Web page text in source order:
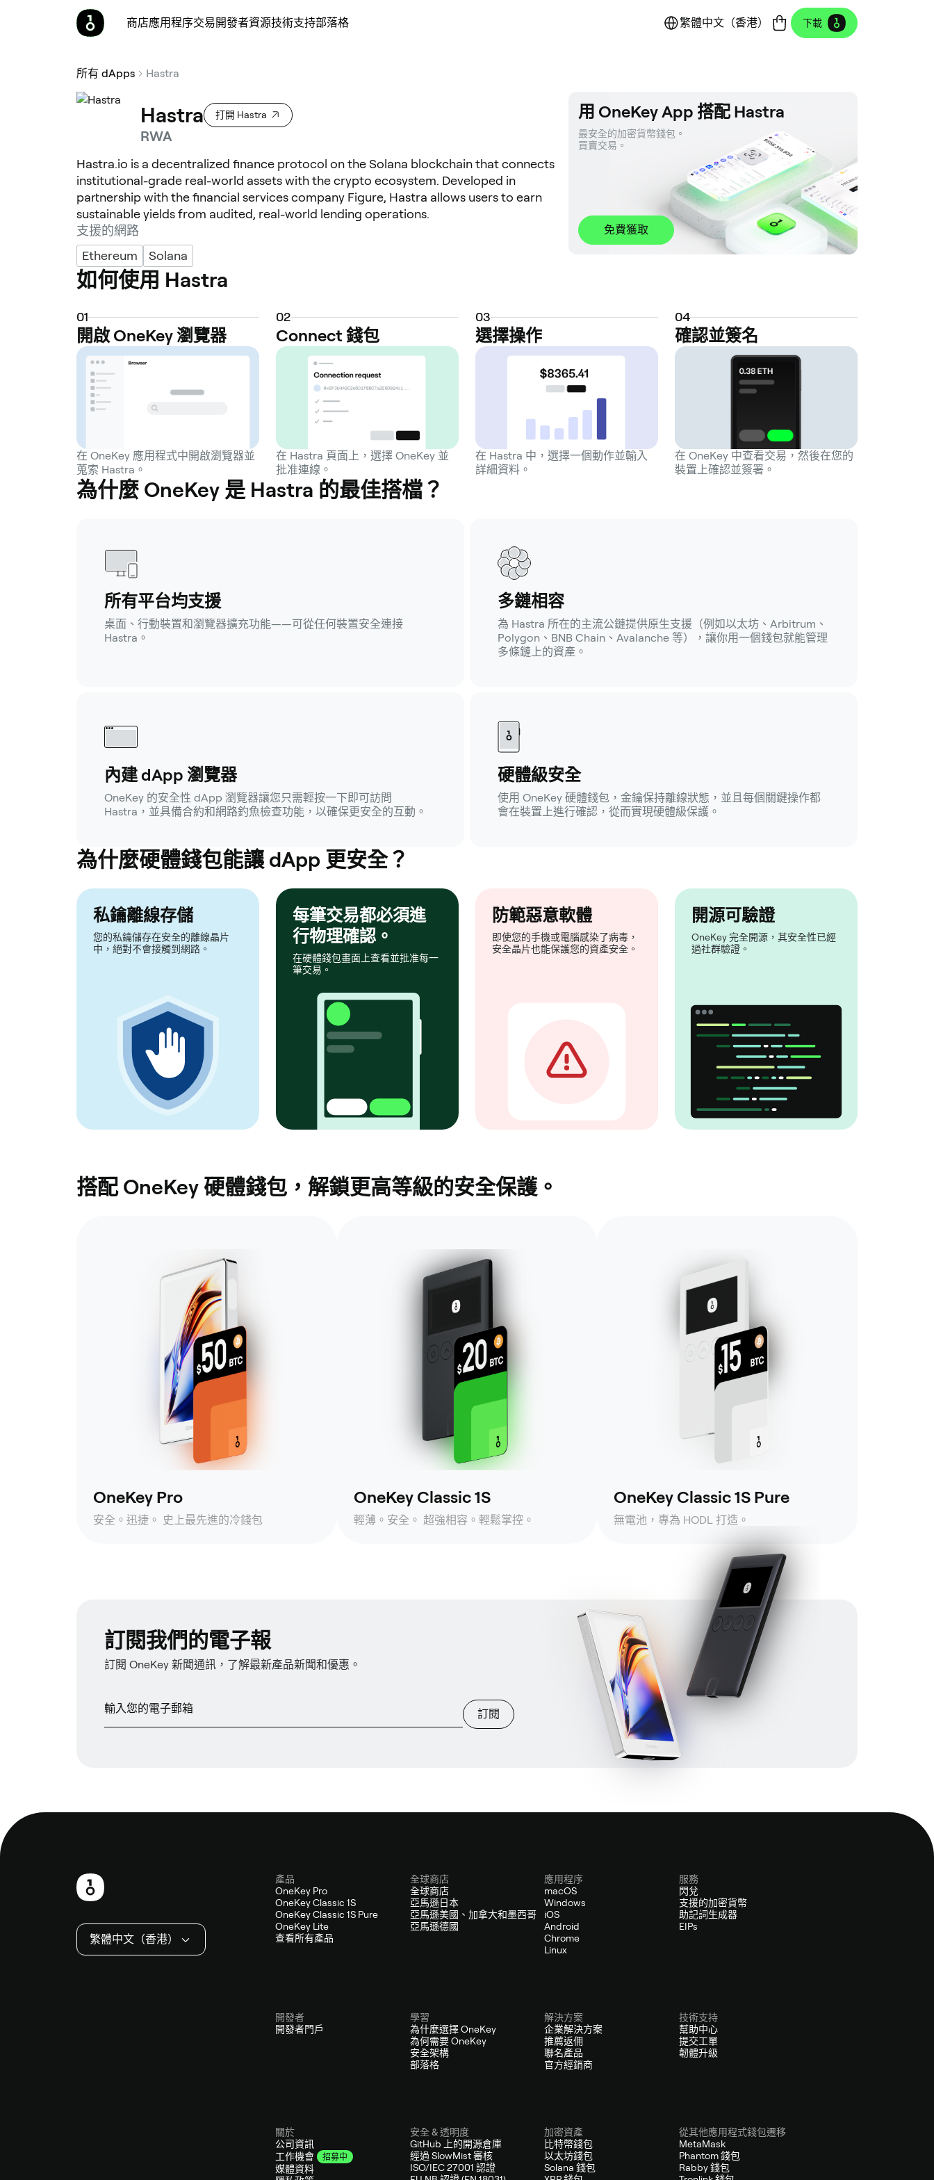
商店應用程序交易開發者資源技術支持部落格 繁體中文（香港） 下載
所有 dApps Hastra
Hastra 打開 Hastra
RWA
Hastra.io is a decentralized finance protocol on the Solana blockchain that connects
institutional-grade real-world assets with the crypto ecosystem. Developed in
partnership with the financial services company Figure, Hastra allows users to earn
sustainable yields from audited, real-world lending operations.
支援的網路
Ethereum
Solana
用 OneKey App 搭配 Hastra
最安全的加密貨幣錢包。
買賣交易。
免費獲取
如何使用 Hastra
01
開啟 OneKey 瀏覽器
在 OneKey 應用程式中開啟瀏覽器並
蒐索 Hastra。
02
Connect 錢包
在 Hastra 頁面上，選擇 OneKey 並
批准連線。
03
選擇操作
在 Hastra 中，選擇一個動作並輸入
詳細資料。
04
確認並簽名
在 OneKey 中查看交易，然後在您的
裝置上確認並簽署。
為什麼 OneKey 是 Hastra 的最佳搭檔？
所有平台均支援
桌面、行動裝置和瀏覽器擴充功能——可從任何裝置安全連接
Hastra。
多鏈相容
為 Hastra 所在的主流公鏈提供原生支援（例如以太坊、Arbitrum、
Polygon、BNB Chain、Avalanche 等），讓你用一個錢包就能管理
多條鏈上的資產。
內建 dApp 瀏覽器
OneKey 的安全性 dApp 瀏覽器讓您只需輕按一下即可訪問
Hastra，並具備合約和網路釣魚檢查功能，以確保更安全的互動。
硬體級安全
使用 OneKey 硬體錢包，金鑰保持離線狀態，並且每個關鍵操作都
會在裝置上進行確認，從而實現硬體級保護。
為什麼硬體錢包能讓 dApp 更安全？
私鑰離線存儲
您的私鑰儲存在安全的離線晶片
中，絕對不會接觸到網路。
每筆交易都必須進
行物理確認。
在硬體錢包畫面上查看並批准每一
筆交易。
防範惡意軟體
即使您的手機或電腦感染了病毒，
安全晶片也能保護您的資產安全。
開源可驗證
OneKey 完全開源，其安全性已經
過社群驗證。
搭配 OneKey 硬體錢包，解鎖更高等級的安全保護。
OneKey Pro
安全。迅捷。 史上最先進的冷錢包
OneKey Classic 1S
輕薄。安全。 超強相容。輕鬆掌控。
OneKey Classic 1S Pure
無電池，專為 HODL 打造。
訂閱我們的電子報
訂閱 OneKey 新聞通訊，了解最新產品新聞和優惠。
訂閱
繁體中文（香港）
產品
OneKey Pro
OneKey Classic 1S
OneKey Classic 1S Pure
OneKey Lite
查看所有產品
全球商店
全球商店
亞馬遜日本
亞馬遜美國、加拿大和墨西哥
亞馬遜德國
應用程序
macOS
Windows
iOS
Android
Chrome
Linux
服務
閃兌
支援的加密貨幣
助記詞生成器
EIPs
開發者
開發者門戶
學習
為什麼選擇 OneKey
為何需要 OneKey
安全架構
部落格
解決方案
企業解決方案
推薦返佣
聯名產品
官方經銷商
技術支持
幫助中心
提交工單
韌體升級
關於
公司資訊
工作機會
招募中
媒體資料
安全 & 透明度
GitHub 上的開源倉庫
經過 SlowMist 審核
ISO/IEC 27001 認證
加密資產
比特幣錢包
以太坊錢包
Solana 錢包
從其他應用程式錢包遷移
MetaMask
Phantom 錢包
Rabby 錢包